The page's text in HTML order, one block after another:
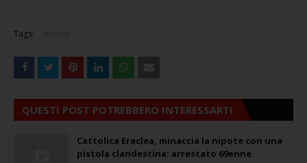
Tags:
QUESTI POST POTREBBERO INTERESSARTI
Cattolica Eraclea, minaccia la nipote con una
pistola clandestina: arrestato 69enne